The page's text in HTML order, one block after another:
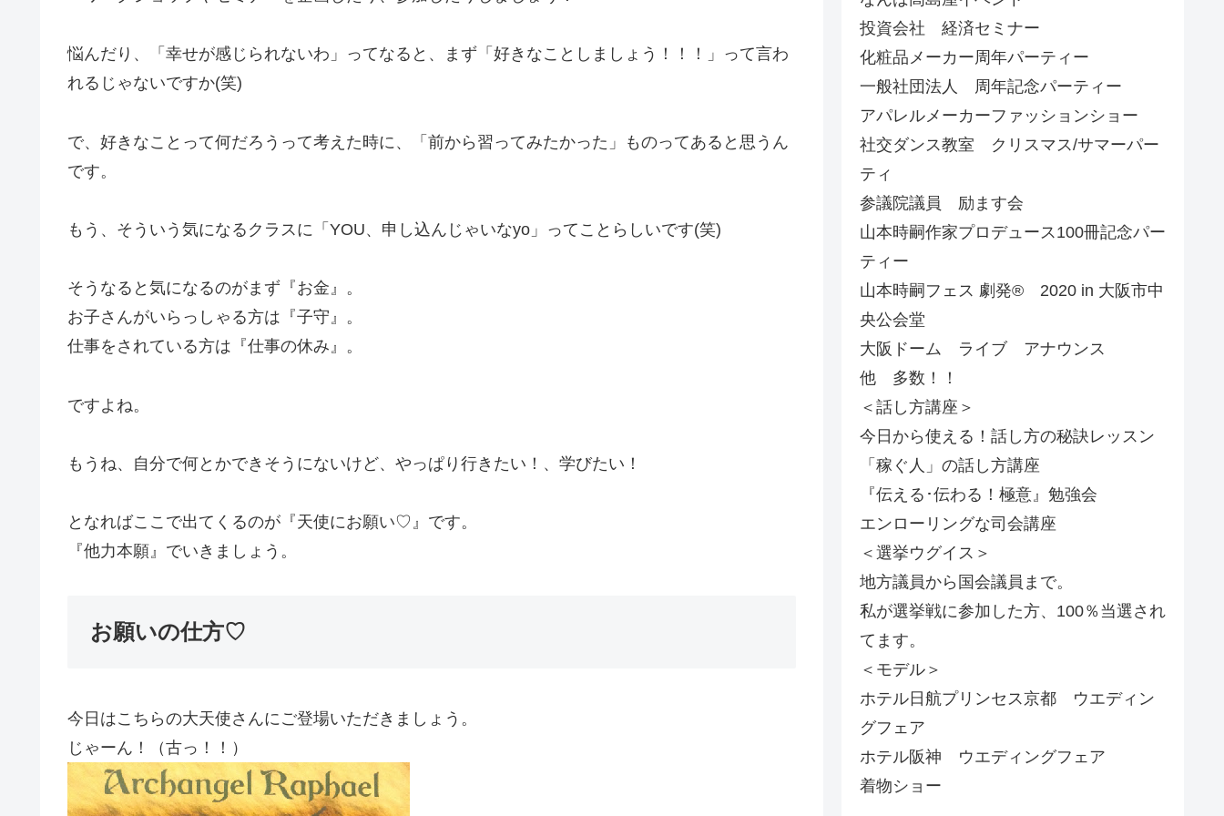
悩んだり、「幸せが感じられないわ」ってなると、まず「好きなことしましょう！！！」って言わ
れるじゃないですか(笑)
で、好きなことって何だろうって考えた時に、「前から習ってみたかった」ものってあると思うん
です。
もう、そういう気になるクラスに「YOU、申し込んじゃいなyo」ってことらしいです(笑)
そうなると気になるのがまず『お金』。
お子さんがいらっしゃる方は『子守』。
仕事をされている方は『仕事の休み』。
ですよね。
もうね、自分で何とかできそうにないけど、やっぱり行きたい！、学びたい！
となればここで出てくるのが『天使にお願い♡』です。
『他力本願』でいきましょう。
お願いの仕方♡
今日はこちらの大天使さんにご登場いただきましょう。
じゃーん！（古っ！！）
投資会社 経済セミナー
化粧品メーカー周年パーティー
一般社団法人 周年記念パーティー
アパレルメーカーファッションショー
社交ダンス教室 クリスマス/サマーパー
ティ
参議院議員 励ます会
山本時嗣作家プロデュース100冊記念パー
ティー
山本時嗣フェス 劇発®︎ 2020 in 大阪市中
央公会堂
大阪ドーム ライブ アナウンス
他 多数！！
＜話し方講座＞
今日から使える！話し方の秘訣レッスン
「稼ぐ人」の話し方講座
『伝える･伝わる！極意』勉強会
エンローリングな司会講座
＜選挙ウグイス＞
地方議員から国会議員まで。
私が選挙戦に参加した方、100％当選され
てます。
＜モデル＞
ホテル日航プリンセス京都 ウエディン
グフェア
ホテル阪神 ウエディングフェア
着物ショー